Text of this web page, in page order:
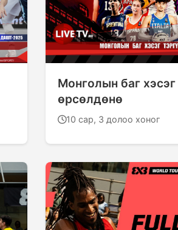
Монголын баг хэсэг
өрсөлдөнө
10 сар, 3 долоо хоног